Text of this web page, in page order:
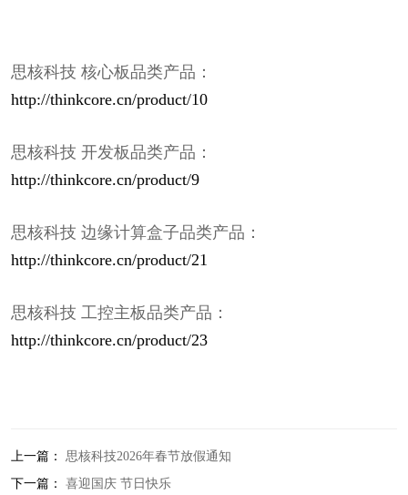
思核科技 核心板品类产品：
http://thinkcore.cn/product/10
思核科技 开发板品类产品：
http://thinkcore.cn/product/9
思核科技 边缘计算盒子品类产品：
http://thinkcore.cn/product/21
思核科技 工控主板品类产品：
http://thinkcore.cn/product/23
上一篇：
思核科技2026年春节放假通知
下一篇：
喜迎国庆 节日快乐